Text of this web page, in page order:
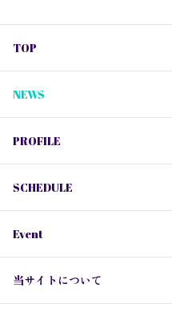
TOP
NEWS
PROFILE
SCHEDULE
Event
当サイトについて